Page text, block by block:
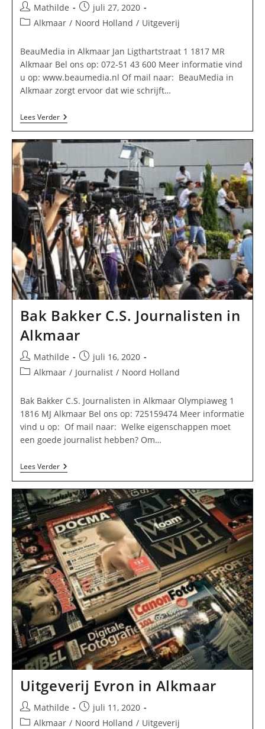
Bericht
auteur:
Mathilde
Bericht
gepubliceerd
juli 27, 2020
Berichtcategorie:
Alkmaar / Noord Holland / Uitgeverij
BeauMedia in Alkmaar Jan Ligthartstraat 1 1817 MR
Alkmaar Bel ons op: 072-51 43 600 Meer informatie vind
u op: www.beaumedia.nl Of mail naar: BeauMedia in
Alkmaar zorgt ervoor dat wie schrijft…
Lees VerderBeauMedia
In
Bak Bakker C.S. Journalisten in
Alkmaar
Bericht
auteur:
Mathilde
Bericht
gepubliceerd
juli 16, 2020
Berichtcategorie:
Alkmaar / Journalist / Noord Holland
Bak Bakker C.S. Journalisten in Alkmaar Olympiaweg 1
1816 MJ Alkmaar Bel ons op: 725159474 Meer informatie
vind u op: Of mail naar: Welke eigenschappen moet
een goede journalist hebben? Om…
Lees VerderBak
Bakker
Journalisten
In
Alkmaar
Uitgeverij Evron in Alkmaar
Bericht
auteur:
Mathilde
Bericht
gepubliceerd
juli 11, 2020
Berichtcategorie:
Alkmaar / Noord Holland / Uitgeverij